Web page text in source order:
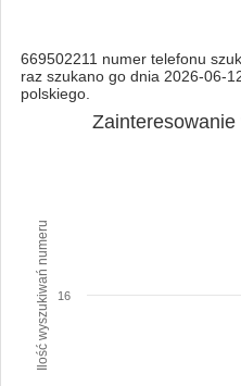
669502211 numer telefonu
raz szukano go dnia 2026-06-
polskiego.
Ilość wyszukiwań numeru 16